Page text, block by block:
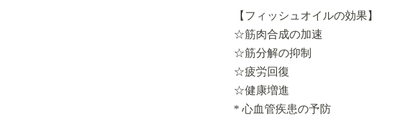
【フィッシュオイルの効果】
☆筋肉合成の加速
☆筋分解の抑制
☆疲労回復
☆健康増進
* 心血管疾患の予防